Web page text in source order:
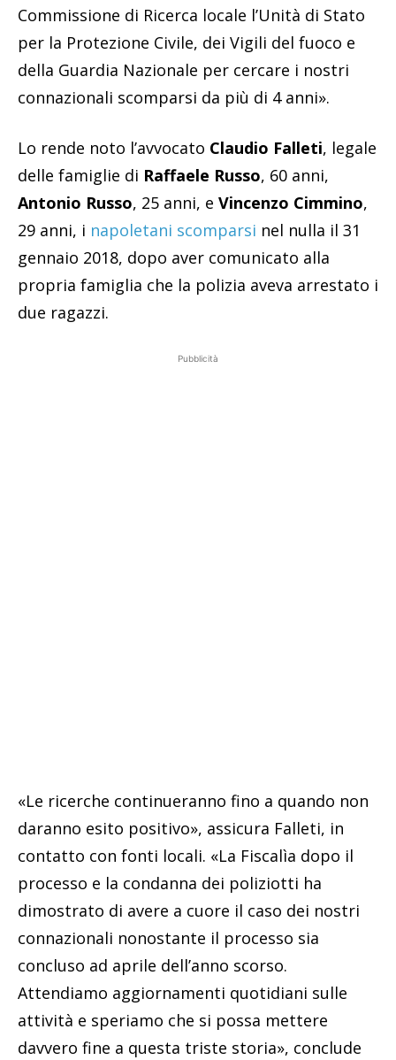
Commissione di Ricerca locale l’Unità di Stato
per la Protezione Civile, dei Vigili del fuoco e
della Guardia Nazionale per cercare i nostri
connazionali scomparsi da più di 4 anni».
Lo rende noto l’avvocato Claudio Falleti, legale
delle famiglie di Raffaele Russo, 60 anni,
Antonio Russo, 25 anni, e Vincenzo Cimmino,
29 anni, i napoletani scomparsi nel nulla il 31
gennaio 2018, dopo aver comunicato alla
propria famiglia che la polizia aveva arrestato i
due ragazzi.
Pubblicità
«Le ricerche continueranno fino a quando non
daranno esito positivo», assicura Falleti, in
contatto con fonti locali. «La Fiscalìa dopo il
processo e la condanna dei poliziotti ha
dimostrato di avere a cuore il caso dei nostri
connazionali nonostante il processo sia
concluso ad aprile dell’anno scorso.
Attendiamo aggiornamenti quotidiani sulle
attività e speriamo che si possa mettere
davvero fine a questa triste storia», conclude